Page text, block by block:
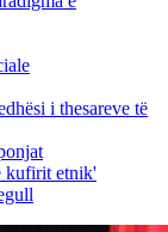
i thesareve të
kufirit etnik'